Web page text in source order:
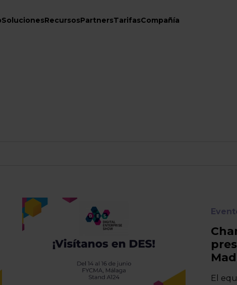
SolucionesRecursosPartnersTarifasCompañía
El